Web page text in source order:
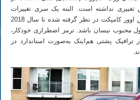
نداشته است. البته یک سری تغییرات
نیمه سالی برای این کراس اوور کامپکت در نظر گرفته شده تا سال 2018
محبوب نیسان باشد. ترمز اضطراری خودکار،
پشتی هم‌اینک به‌صورت استاندارد در